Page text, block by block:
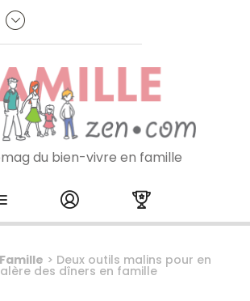
à la newsletter
du bien-vivre en famille
Skip to content
> Deux outils malins pour en
des dîners en famille
des cookies